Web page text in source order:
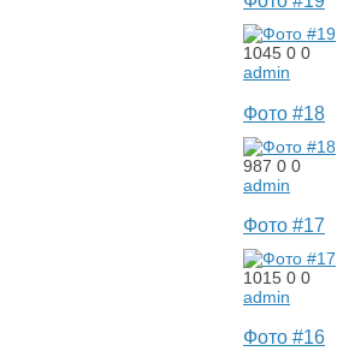
1045 0 0
admin
Фото #18
987 0 0
admin
Фото #17
1015 0 0
admin
Фото #16